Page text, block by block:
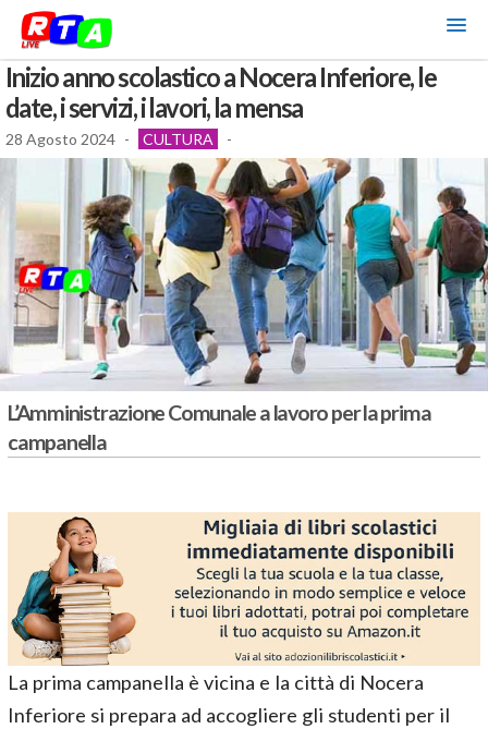
Inizio anno scolastico a Nocera Inferiore, le
date, i servizi, i lavori, la mensa
28 Agosto 2024 - CULTURA -
L’Amministrazione Comunale a lavoro per la prima
campanella
La prima campanella è vicina e la città di Nocera
Inferiore si prepara ad accogliere gli studenti per il